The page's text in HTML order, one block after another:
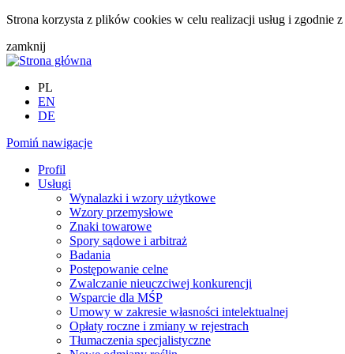
Strona korzysta z plików cookies w celu realizacji usług i zgodnie z
zamknij
PL
EN
DE
Pomiń nawigacje
Profil
Usługi
Wynalazki i wzory użytkowe
Wzory przemysłowe
Znaki towarowe
Spory sądowe i arbitraż
Badania
Postępowanie celne
Zwalczanie nieuczciwej konkurencji
Wsparcie dla MŚP
Umowy w zakresie własności intelektualnej
Opłaty roczne i zmiany w rejestrach
Tłumaczenia specjalistyczne